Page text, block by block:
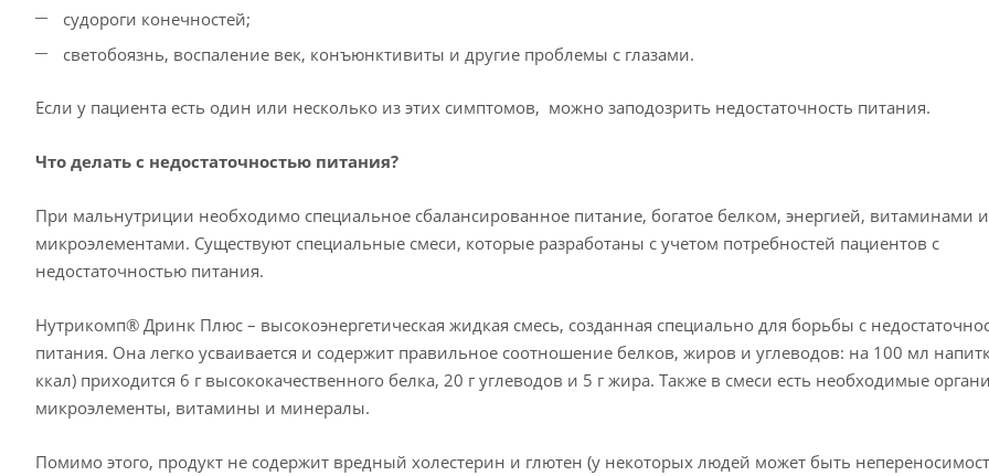
судороги конечностей;
светобоязнь, воспаление век, конъюнктивиты и другие проблемы с глазами.
Если у пациента есть один или несколько из этих симптомов, можно заподозрить недостаточность питания.
Что делать с недостаточностью питания?
При мальнутриции необходимо специальное сбалансированное питание, богатое белком, энергией, витаминами и
микроэлементами. Существуют специальные смеси, которые разработаны с учетом потребностей пациентов с
недостаточностью питания.
Нутрикомп® Дринк Плюс – высокоэнергетическая жидкая смесь, созданная специально для борьбы с
питания. Она легко усваивается и содержит правильное соотношение белков, жиров и углеводов: на 100 мл
ккал) приходится 6 г высококачественного белка, 20 г углеводов и 5 г жира. Также в смеси есть необходимые
микроэлементы, витамины и минералы.
Помимо этого, продукт не содержит вредный холестерин и глютен (у некоторых людей может быть